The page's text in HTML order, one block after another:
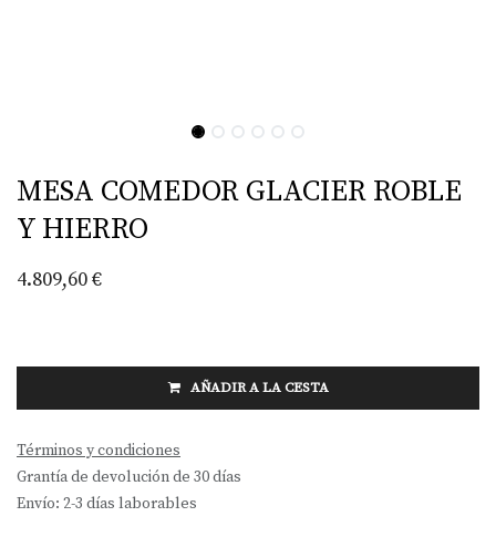
MESA COMEDOR GLACIER ROBLE
Y HIERRO
4.809,60€
AÑADIR A LA CESTA
Términos y condiciones
Grantía de devolución de 30 días
Envío: 2-3 días laborables